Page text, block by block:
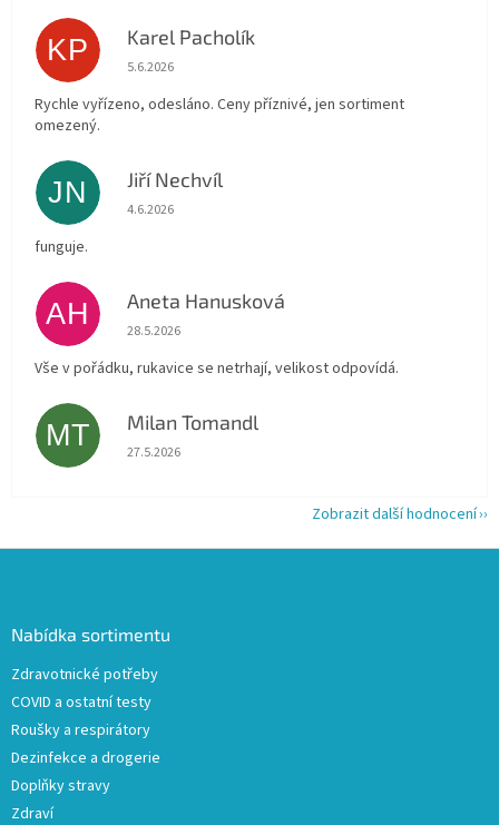
KP Karel Pacholík
Hodnocení obchodu je 4 z 5 hvězdiček.
5.6.2026
Rychle vyřízeno, odesláno. Ceny příznivé, jen sortiment
omezený.
JN Jiří Nechvíl
Hodnocení obchodu je 5 z 5 hvězdiček.
4.6.2026
funguje.
AH Aneta Hanusková
Hodnocení obchodu je 5 z 5 hvězdiček.
28.5.2026
Vše v pořádku, rukavice se netrhají, velikost odpovídá.
MT Milan Tomandl
Hodnocení obchodu je 5 z 5 hvězdiček.
27.5.2026
Zobrazit další hodnocení
Nabídka sortimentu
Zdravotnické potřeby
COVID a ostatní testy
Roušky a respirátory
Dezinfekce a drogerie
Doplňky stravy
Zdraví